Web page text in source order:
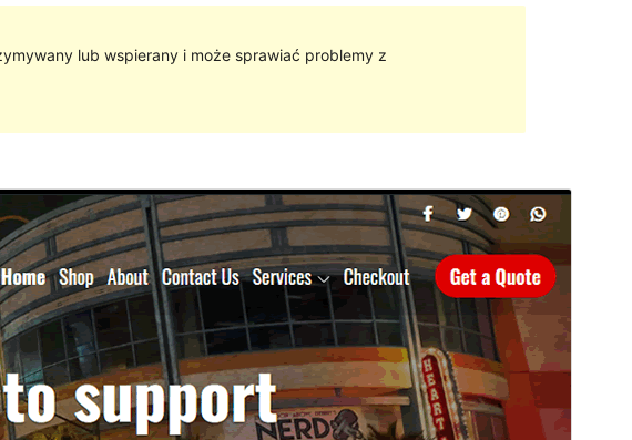
lub wspierany i może sprawiać problemy z
Podgląd Pobierz
Motyw potomnyeCommerce Plus.
Wersja
1.0.5
Ostatnia aktualizacja
2021-11-04
Aktywne instalacje
30+
Wersja PHP
5.6